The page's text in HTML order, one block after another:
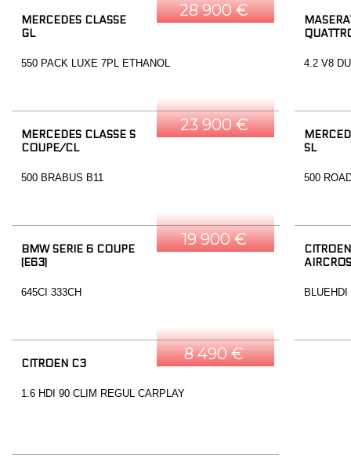
28 900 €
MERCEDES CLASSE
GL
550 PACK LUXE 7PL ETHANOL 4.2 V8
23 900 €
MERCEDES CLASSE S
COUPE/CL
500 BRABUS B11
SL
500
19 900 €
BMW SERIE 6 COUPE
(E63)
645CI 333CH
8 490 €
CITROEN C3
1.6 HDI 90 CLIM REGUL CARPLAY